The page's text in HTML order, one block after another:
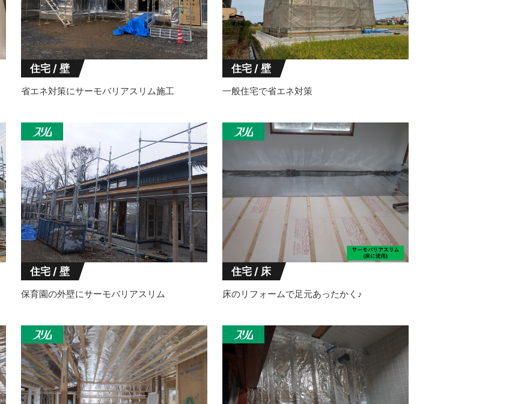
住宅 / 壁
省エネ対策にサーモバリアスリム施工
住宅 / 壁
一般住宅で省エネ対策
住宅 / 壁
保育園の外壁にサーモバリアスリム
住宅 / 床
床のリフォームで足元あったかく♪